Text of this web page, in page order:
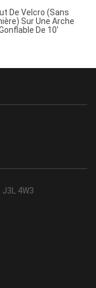
De Velcro (sans
Sur Une Arche
De 10′
J3L 4W3